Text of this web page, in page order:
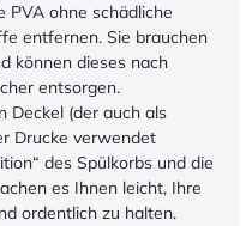
PVA ohne schädliche
entfernen. Sie brauchen
können dieses nach
entsorgen.
Deckel (der auch als
Drucke verwendet
des Spülkorbs und die
es Ihnen leicht, Ihre
ordentlich zu halten.